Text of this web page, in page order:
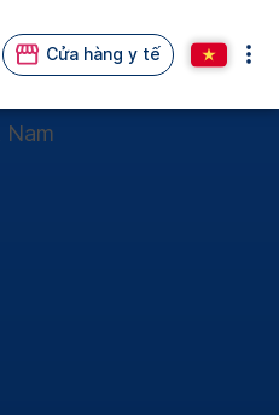
Cửa hàng y tế